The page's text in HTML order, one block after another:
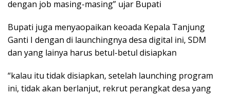
dengan job masing-masing” ujar Bupati
Bupati juga menyaopaikan keoada Kepala Tanjung
Ganti I dengan di launchingnya desa digital ini, SDM
dan yang lainya harus betul-betul disiapkan
“kalau itu tidak disiapkan, setelah launching program
ini, tidak akan berlanjut, rekrut perangkat desa yang